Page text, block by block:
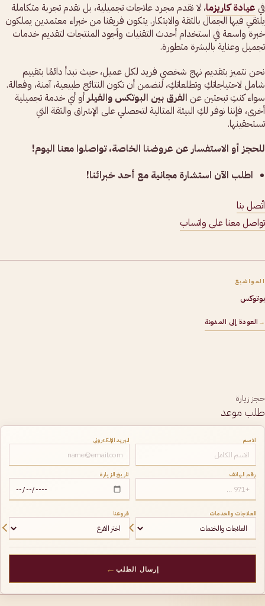
في عيادة كاريزما، لا نقدم مجرد علاجات تجميلية، بل نقدم تجربة متكاملة
يلتقي فيها الجمال بالثقة والابتكار. يتكون فريقنا من خبراء معتمدين يملكون
خبرة واسعة في استخدام أحدث التقنيات وأجود المنتجات لتقديم خدمات
تجميل وعناية بالبشرة متطورة.
نحن نتميز بتقديم نهج شخصي فريد لكل عميل، حيث نبدأ دائمًا بتقييم
شامل لاحتياجاتكِ وتطلعاتكِ، لنضمن أن تكون النتائج طبيعية، آمنة، وفعالة.
سواء كنتِ تبحثين عن الفرق بين البوتكس والفيلرأو أي خدمة تجميلية
أخرى، فإننا نوفر لكِ البيئة المثالية لتحصلي على الإشراق والثقة التي
تستحقينها.
للحجز أو الاستفسار عن عروضنا الخاصة، تواصلوا معنا اليوم!
اطلب الآن استشارة مجانية مع أحد خبرائنا!
اتّصل بنا
تواصل معنا على واتساب
المواضيع
بوتوكس
→ العودة إلى المدونة
حجز زيارة
طلب موعد
الاسم البريد الإلكتروني
رقم الهاتف تاريخ الزيارة
العلاجات والخدمات فروعنا
إرسال الطلب ←